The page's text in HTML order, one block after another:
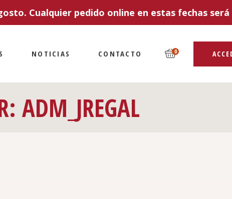
Cualquier pedido online en estas fechas
NOTICIAS CONTACTO 0
ADM_JREGAL